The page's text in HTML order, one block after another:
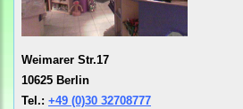
Weimarer Str.17
10625 Berlin
Tel.: +49 (0)30 32708777